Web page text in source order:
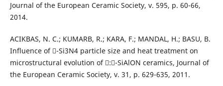
Journal of the European Ceramic Society, v. 595, p. 60-66,
2014.
ACIKBAS, N. C.; KUMARB, R.; KARA, F.; MANDAL, H.; BASU, B.
Influence of -Si3N4 particle size and heat treatment on
microstructural evolution of :-SiAlON ceramics, Journal of
the European Ceramic Society, v. 31, p. 629-635, 2011.